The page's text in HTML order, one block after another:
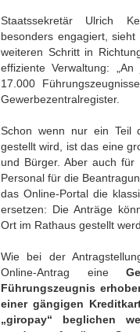
Staatssekretär Ulrich
besonders engagiert,
weiteren Schritt in
effiziente Verwaltung:
17.000
Gewerbezentralregister.
Schon wenn nur ein Teil
gestellt wird, ist das eine
und Bürger. Aber auch
Personal für die
das Online-Portal die
ersetzen: Die Anträge
Ort im Rathaus gestellt
Wie bei der
Online-Antrag eine
Führungszeugnis
einer gängigen
„giropay“ beglichen